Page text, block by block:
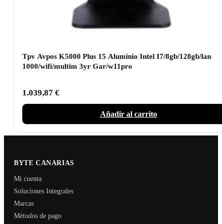
Tpv Avpos K5000 Plus 15 Aluminio Intel I7/8gb/128gb/lan
1000/wifi/multim 3yr Gar/w11pro
1.039,87 €
Añadir al carrito
BYTE CANARIAS
Mi cuenta
Soluciones Integrales
Marcas
Métodos de pago